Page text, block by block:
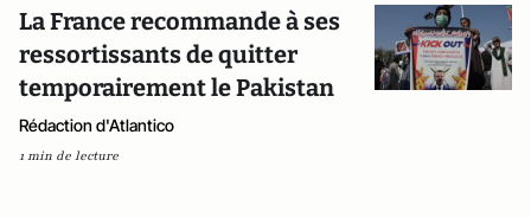
La France recommande à ses
ressortissants de quitter
temporairement le Pakistan
Rédaction d'Atlantico
1 min de lecture